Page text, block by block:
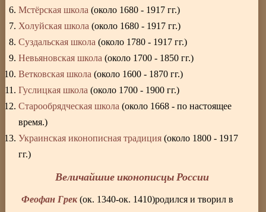
Мстёрская школа(около 1680 - 1917 гг.)
Холуйская школа(около 1680 - 1917 гг.)
Суздальская школа(около 1780 - 1917 гг.)
Невьяновская школа(около 1700 - 1850 гг.)
Ветковская школа(около 1600 - 1870 гг.)
Гуслицкая школа(около 1700 - 1900 гг.)
Старообрядческая школа(около 1668 - по настоящее
время.)
Украинская иконописная традиция(около 1800 - 1917
гг.)
Величайшие иконописцы России
Феофан Грек(ок. 1340-ок. 1410)родился и творил в